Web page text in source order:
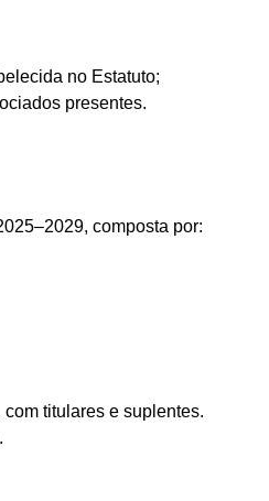
no Estatuto;
presentes.
composta por:
titulares e suplentes.